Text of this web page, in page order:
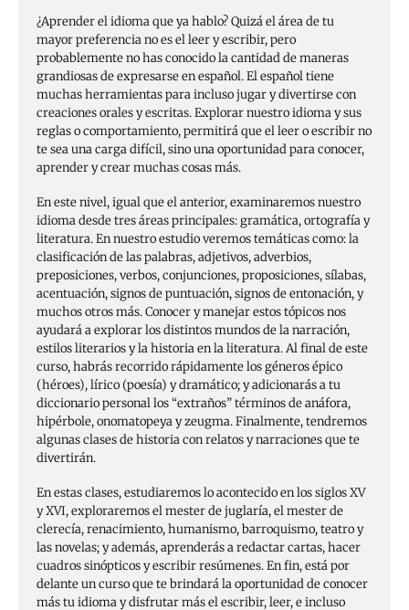
¿Aprender el idioma que ya hablo? Quizá el área de tu
mayor preferencia no es el leer y escribir, pero
probablemente no has conocido la cantidad de maneras
grandiosas de expresarse en español. El español tiene
muchas herramientas para incluso jugar y divertirse con
creaciones orales y escritas. Explorar nuestro idioma y sus
reglas o comportamiento, permitirá que el leer o escribir no
te sea una carga difícil, sino una oportunidad para conocer,
aprender y crear muchas cosas más.
En este nivel, igual que el anterior, examinaremos nuestro
idioma desde tres áreas principales: gramática, ortografía y
literatura. En nuestro estudio veremos temáticas como: la
clasificación de las palabras, adjetivos, adverbios,
preposiciones, verbos, conjunciones, proposiciones, sílabas,
acentuación, signos de puntuación, signos de entonación, y
muchos otros más. Conocer y manejar estos tópicos nos
ayudará a explorar los distintos mundos de la narración,
estilos literarios y la historia en la literatura. Al final de este
curso, habrás recorrido rápidamente los géneros épico
(héroes), lírico (poesía) y dramático; y adicionarás a tu
diccionario personal los “extraños” términos de anáfora,
hipérbole, onomatopeya y zeugma. Finalmente, tendremos
algunas clases de historia con relatos y narraciones que te
divertirán.
En estas clases, estudiaremos lo acontecido en los siglos XV
y XVI, exploraremos el mester de juglaría, el mester de
clerecía, renacimiento, humanismo, barroquismo, teatro y
las novelas; y además, aprenderás a redactar cartas, hacer
cuadros sinópticos y escribir resúmenes. En fin, está por
delante un curso que te brindará la oportunidad de conocer
más tu idioma y disfrutar más el escribir, leer, e incluso